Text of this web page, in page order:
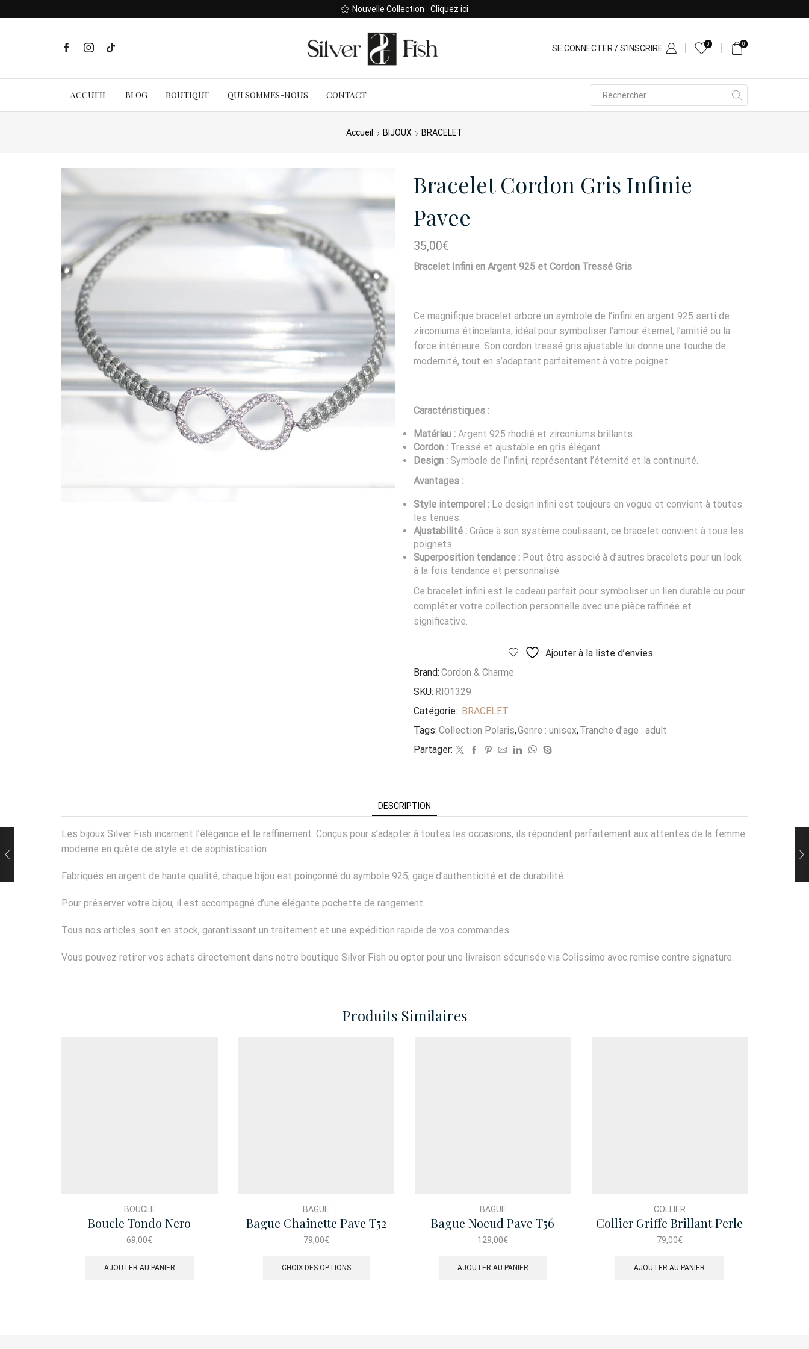
Nouvelle Collection Cliquez ici
SE CONNECTER / S'INSCRIRE 0 0
ACCUEIL BLOG BOUTIQUE QUI SOMMES-NOUS CONTACT
input
Accueil BIJOUX BRACELET
Bracelet Cordon Gris Infinie
Pavee
35,00€
Bracelet Infini en Argent 925 et Cordon Tressé Gris
Ce magnifique bracelet arbore un symbole de l’infini en argent 925 serti de
zirconiums étincelants, idéal pour symboliser l’amour éternel, l’amitié ou la
force intérieure. Son cordon tressé gris ajustable lui donne une touche de
modernité, tout en s’adaptant parfaitement à votre poignet.
Caractéristiques :
Matériau : Argent 925 rhodié et zirconiums brillants.
Cordon : Tressé et ajustable en gris élégant.
Design : Symbole de l’infini, représentant l’éternité et la continuité.
Avantages :
Style intemporel : Le design infini est toujours en vogue et convient à toutes
les tenues.
Ajustabilité : Grâce à son système coulissant, ce bracelet convient à tous les
poignets.
Superposition tendance : Peut être associé à d’autres bracelets pour un look
à la fois tendance et personnalisé.
Ce bracelet infini est le cadeau parfait pour symboliser un lien durable ou pour
compléter votre collection personnelle avec une pièce raffinée et
significative.
Ajouter à la liste d’envies
Brand: Cordon & Charme
SKU: RI01329
Catégorie: BRACELET
Tags: Collection Polaris,Genre : unisex,Tranche d'age : adult
Partager:
DESCRIPTION
Les bijoux Silver Fish incarnent l’élégance et le raffinement. Conçus pour s’adapter à toutes les occasions, ils répondent parfaitement aux attentes de la femme
moderne en quête de style et de sophistication.
Fabriqués en argent de haute qualité, chaque bijou est poinçonné du symbole 925, gage d’authenticité et de durabilité.
Pour préserver votre bijou, il est accompagné d’une élégante pochette de rangement.
Tous nos articles sont en stock, garantissant un traitement et une expédition rapide de vos commandes.
Vous pouvez retirer vos achats directement dans notre boutique Silver Fish ou opter pour une livraison sécurisée via Colissimo avec remise contre signature.
Produits Similaires
BOUCLE
Boucle Tondo Nero
69,00€
AJOUTER AU PANIER
BAGUE
Bague Chainette Pave T52
79,00€
CHOIX DES OPTIONS
BAGUE
Bague Noeud Pave T56
129,00€
AJOUTER AU PANIER
COLLIER
Collier Griffe Brillant Perle
79,00€
AJOUTER AU PANIER